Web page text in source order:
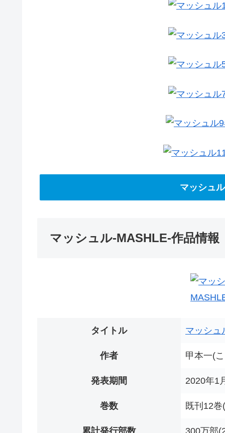
マッシュ
マッシュル-MASHLE-作品情報
タイトル マッシュ
作者 甲本一(
発表期間 2020年1
巻数 既刊12